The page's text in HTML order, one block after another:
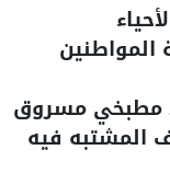
المواطنين
مطبخي مسروق
المشتبه فيه